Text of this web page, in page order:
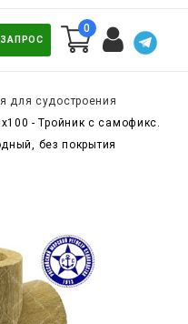
0
для судостроения
- Тройник c самофикс.
без покрытия